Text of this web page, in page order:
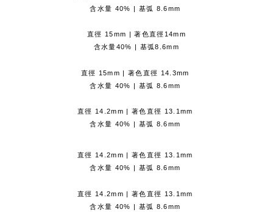
含水量 40% | 基弧 8.6mm
直徑 15mm | 著色直徑14mm
含水量40% | 基弧8.6mm
直徑 15mm | 著色直徑 14.3mm
含水量 40% | 基弧 8.6mm
直徑 14.2mm | 著色直徑 13.1mm
含水量 40% | 基弧 8.6mm
直徑 14.2mm | 著色直徑 13.1mm
含水量 40% | 基弧 8.6mm
直徑 14.2mm | 著色直徑 13.1mm
含水量 40% | 基弧 8.6mm